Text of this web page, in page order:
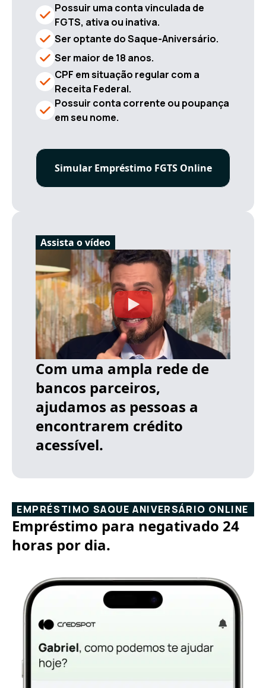
Possuir uma conta vinculada de
FGTS, ativa ou inativa.
Ser optante do Saque-Aniversário.
Ser maior de 18 anos.
CPF em situação regular com a
Receita Federal.
Possuir conta corrente ou poupança
em seu nome.
Simular Empréstimo FGTS Online
Assista o vídeo
Com uma ampla rede de
bancos parceiros,
ajudamos as pessoas a
encontrarem crédito
acessível.
EMPRÉSTIMO SAQUE ANIVERSÁRIO ONLINE
Empréstimo para negativado 24
horas por dia.